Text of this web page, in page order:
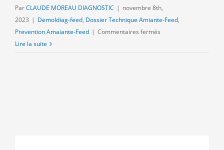
ParCLAUDE MOREAU DIAGNOSTIC | novembre 8th,
2023 | Demoldiag-feed, Dossier Technique Amiante-Feed,
Prevention Amaiante-Feed | Commentaires fermés
Lire la suite